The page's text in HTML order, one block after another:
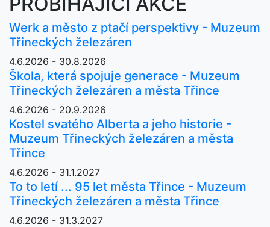
Werk a město z ptačí perspektivy - Muzeum
Třineckých železáren
4.6.2026 - 30.8.2026
Škola, která spojuje generace - Muzeum
Třineckých železáren a města Třince
4.6.2026 - 20.9.2026
Kostel svatého Alberta a jeho historie -
Muzeum Třineckých železáren a města
Třince
4.6.2026 - 31.1.2027
To to letí ... 95 let města Třince - Muzeum
Třineckých železáren a města Třince
4.6.2026 - 31.3.2027